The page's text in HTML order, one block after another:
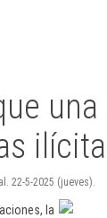
22-5-2025 (jueves).
la